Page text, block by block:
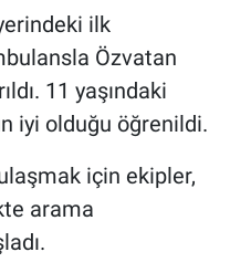
ilk
Özvatan
11 yaşındaki
iyi olduğu öğrenildi.
için ekipler,
arama